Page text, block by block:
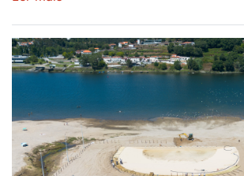
para
observar
eclipse
solar
esgotam
em